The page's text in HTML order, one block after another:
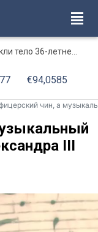
36-летнего мужчины
€94,0585
чин, а музыкальный инструмент: корнет Александра III
III